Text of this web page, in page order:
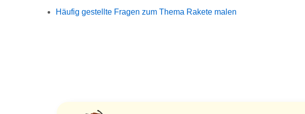
Häufig gestellte Fragen zum Thema Rakete malen